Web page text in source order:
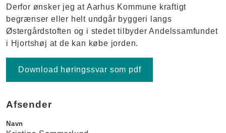
Derfor ønsker jeg at Aarhus Kommune kraftigt
begrænser eller helt undgår byggeri langs
Østergårdstoften og i stedet tilbyder Andelssamfundet
i Hjortshøj at de kan købe jorden.
Download høringssvar som pdf
Afsender
Navn